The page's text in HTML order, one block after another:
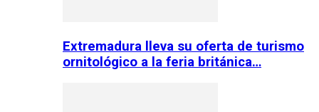
Extremadura lleva su oferta de turismo
ornitológico a la feria británica…